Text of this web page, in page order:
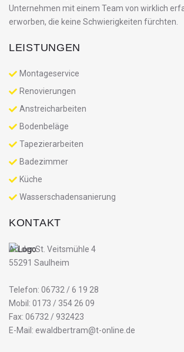
Unternehmen mit einem Team von wirklich
erworben, die keine Schwierigkeiten fürchten.
LEISTUNGEN
Montageservice
Renovierungen
Anstreicharbeiten
Bodenbeläge
Tapezierarbeiten
Badezimmer
Küche
Wasserschadensanierung
KONTAKT
An der St. Veitsmühle 4
55291 Saulheim
Telefon: 06732 / 6 19 28
Mobil: 0173 / 354 26 09
Fax: 06732 / 932423
E-Mail: ewaldbertram@t-online.de